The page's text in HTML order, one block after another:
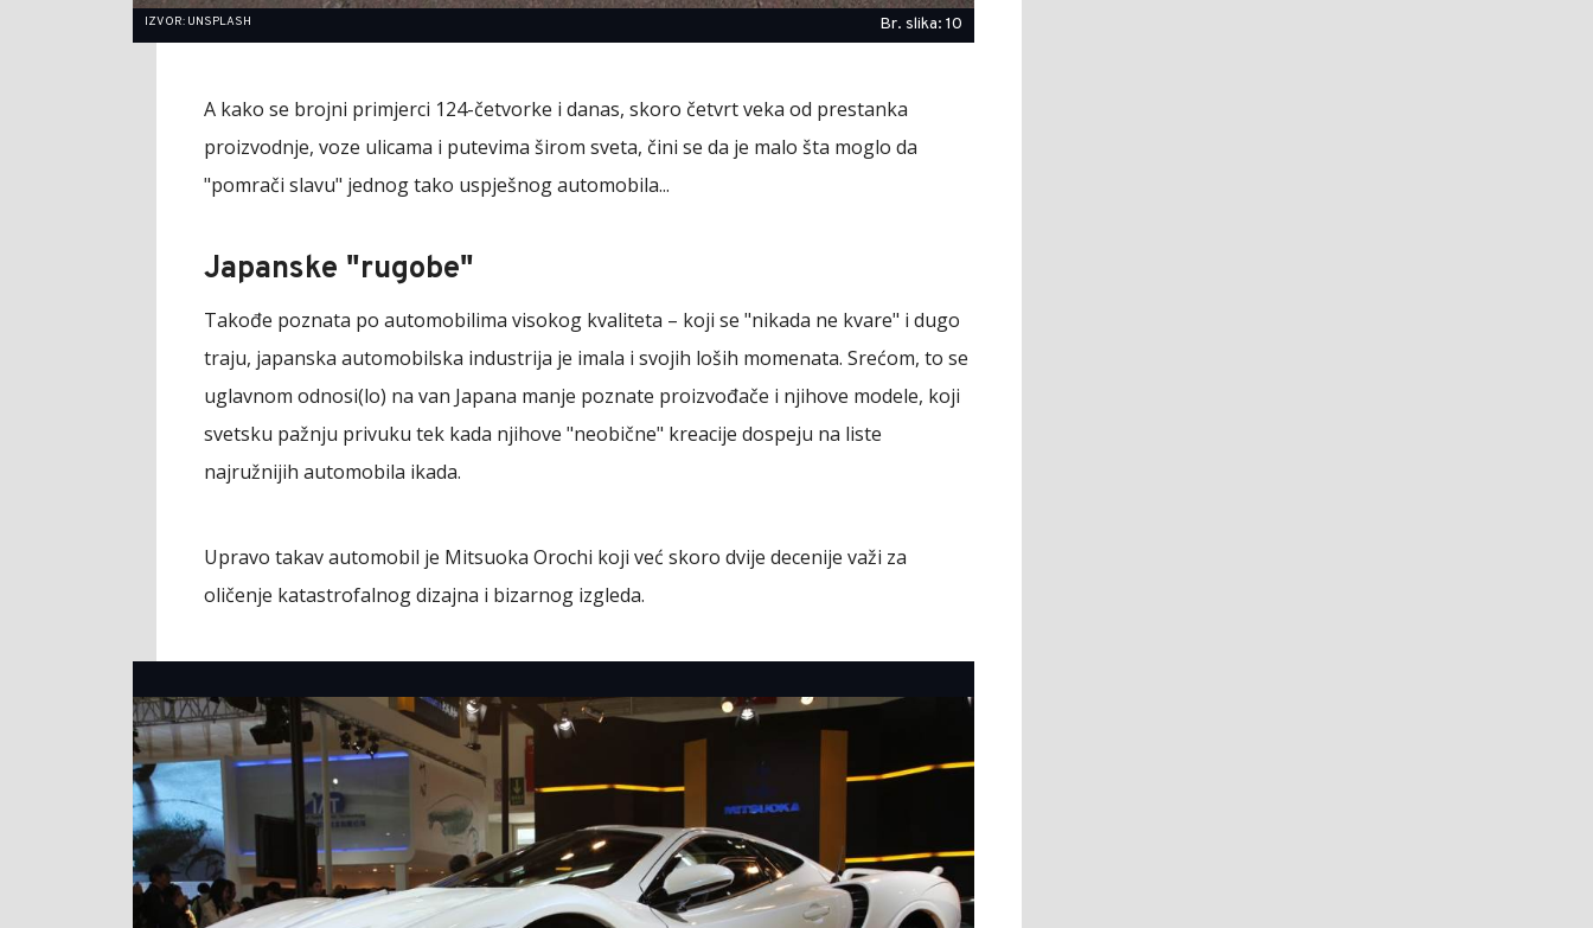
IZVOR: UNSPLASH Br. slika: 10
A kako se brojni primjerci 124-četvorke i danas, skoro četvrt veka od prestanka
proizvodnje, voze ulicama i putevima širom sveta, čini se da je malo šta moglo da
"pomrači slavu" jednog tako uspješnog automobila...
Japanske "rugobe"
Takođe poznata po automobilima visokog kvaliteta – koji se "nikada ne kvare" i dugo
traju, japanska automobilska industrija je imala i svojih loših momenata. Srećom, to se
uglavnom odnosi(lo) na van Japana manje poznate proizvođače i njihove modele, koji
svetsku pažnju privuku tek kada njihove "neobične" kreacije dospeju na liste
najružnijih automobila ikada.
Upravo takav automobil je Mitsuoka Orochi koji već skoro dvije decenije važi za
oličenje katastrofalnog dizajna i bizarnog izgleda.